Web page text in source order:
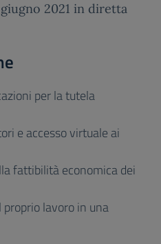
2021 in diretta
per la tutela
e accesso virtuale ai
fattibilità economica dei
lavoro in una